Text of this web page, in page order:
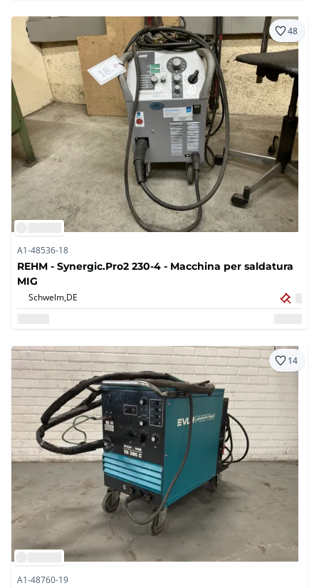
48
A1-48536-18
REHM - Synergic.Pro2 230-4 - Macchina per saldatura
MIG
Schwelm,DE
14
A1-48760-19